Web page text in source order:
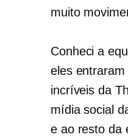
muito
Conheci a
eles
incríveis da
mídia social
e ao resto da